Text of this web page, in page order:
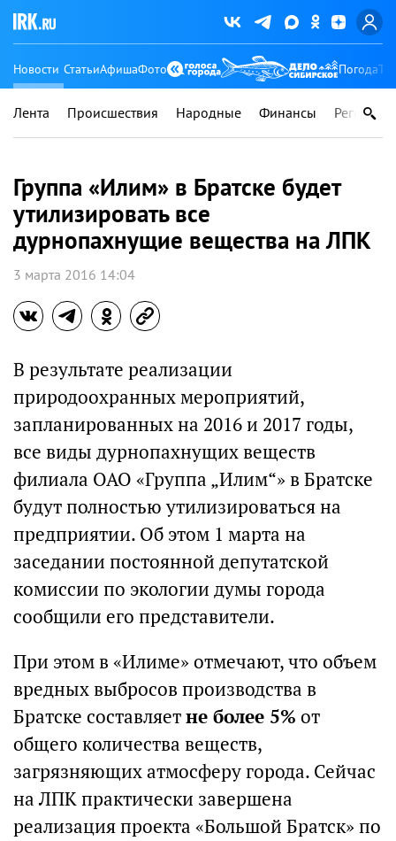
Новости СтатьиАфишаФото Погода
Лента Происшествия Народные Финансы Регионы
Группа «Илим» в Братске будет
утилизировать все
дурнопахнущие вещества на ЛПК
3 марта 2016 14:04
В результате реализации
природоохранных мероприятий,
запланированных на 2016 и 2017 годы,
все виды дурнопахнущих веществ
филиала ОАО «Группа „Илим“» в Братске
будут полностью утилизироваться на
предприятии. Об этом 1 марта на
заседании постоянной депутатской
комиссии по экологии думы города
сообщили его представители.
При этом в «Илиме» отмечают, что объем
вредных выбросов производства в
Братске составляетне более 5% от
общего количества веществ,
загрязняющих атмосферу города. Сейчас
на ЛПК практически завершена
реализация проекта «Большой Братск» по